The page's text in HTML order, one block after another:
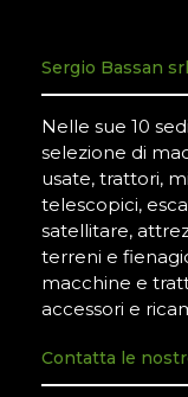
Sergio Bassan srl
Nelle sue 10
selezione di
usate, trattori,
telescopici,
satellitare,
terreni e
macchine e
accessori e
Contatta le